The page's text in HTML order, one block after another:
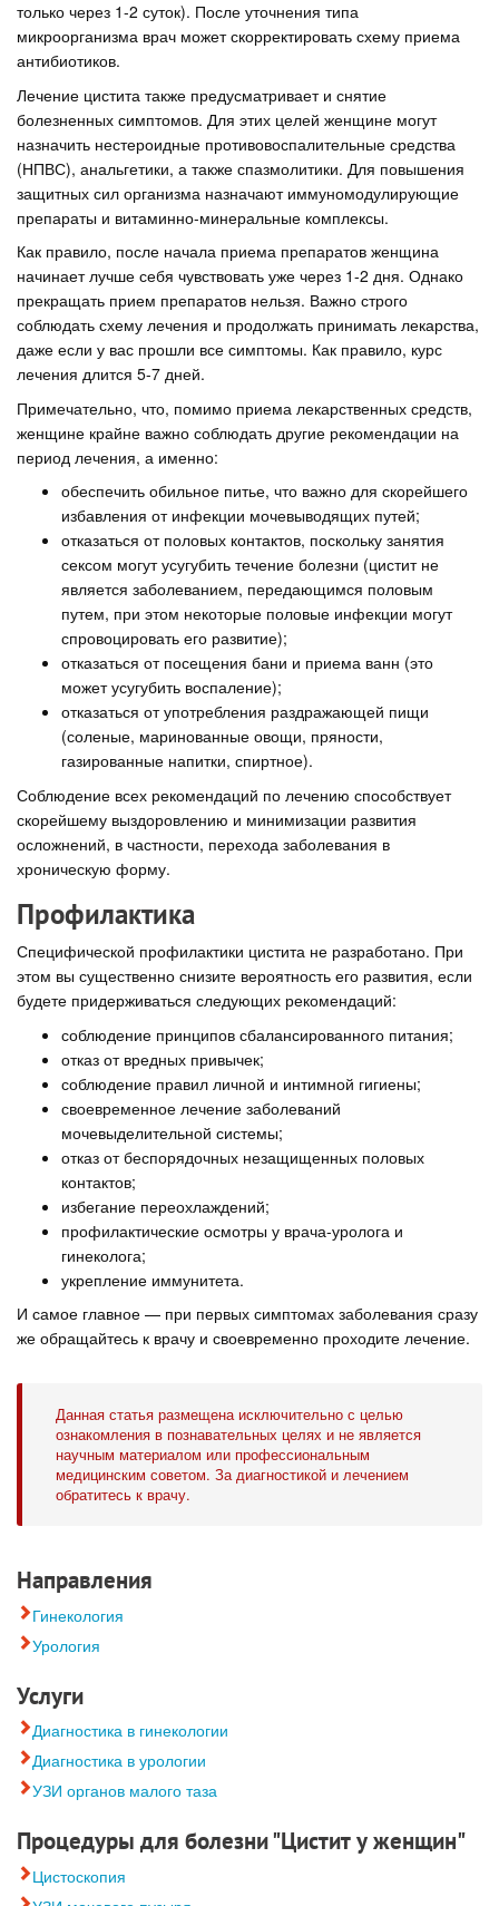
только через 1-2 суток). После уточнения типа
микроорганизма врач может скорректировать схему приема
антибиотиков.
Лечение цистита также предусматривает и снятие
болезненных симптомов. Для этих целей женщине могут
назначить нестероидные противовоспалительные средства
(НПВС), анальгетики, а также спазмолитики. Для повышения
защитных сил организма назначают иммуномодулирующие
препараты и витаминно-минеральные комплексы.
Как правило, после начала приема препаратов женщина
начинает лучше себя чувствовать уже через 1-2 дня. Однако
прекращать прием препаратов нельзя. Важно строго
соблюдать схему лечения и продолжать принимать лекарства,
даже если у вас прошли все симптомы. Как правило, курс
лечения длится 5-7 дней.
Примечательно, что, помимо приема лекарственных средств,
женщине крайне важно соблюдать другие рекомендации на
период лечения, а именно:
обеспечить обильное питье, что важно для скорейшего
избавления от инфекции мочевыводящих путей;
отказаться от половых контактов, поскольку занятия
сексом могут усугубить течение болезни (цистит не
является заболеванием, передающимся половым
путем, при этом некоторые половые инфекции могут
спровоцировать его развитие);
отказаться от посещения бани и приема ванн (это
может усугубить воспаление);
отказаться от употребления раздражающей пищи
(соленые, маринованные овощи, пряности,
газированные напитки, спиртное).
Соблюдение всех рекомендаций по лечению способствует
скорейшему выздоровлению и минимизации развития
осложнений, в частности, перехода заболевания в
хроническую форму.
Профилактика
Специфической профилактики цистита не разработано. При
этом вы существенно снизите вероятность его развития, если
будете придерживаться следующих рекомендаций:
соблюдение принципов сбалансированного питания;
отказ от вредных привычек;
соблюдение правил личной и интимной гигиены;
своевременное лечение заболеваний
мочевыделительной системы;
отказ от беспорядочных незащищенных половых
контактов;
избегание переохлаждений;
профилактические осмотры у врача-уролога и
гинеколога;
укрепление иммунитета.
И самое главное — при первых симптомах заболевания сразу
же обращайтесь к врачу и своевременно проходите лечение.
Данная статья размещена исключительно с целью
ознакомления в познавательных целях и не является
научным материалом или профессиональным
медицинским советом. За диагностикой и лечением
обратитесь к врачу.
Направления
Гинекология
Урология
Услуги
Диагностика в гинекологии
Диагностика в урологии
УЗИ органов малого таза
Процедуры для болезни "Цистит у женщин"
Цистоскопия